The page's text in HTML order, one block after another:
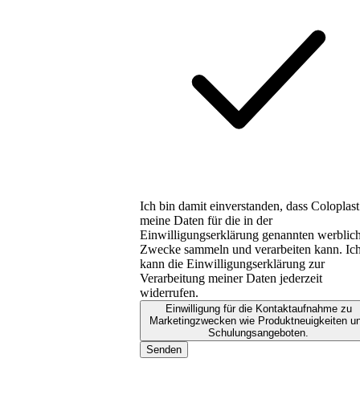
Ich bin damit einverstanden, dass Coloplast
meine Daten für die in der
Einwilligungserklärung genannten
Zwecke sammeln und verarbeiten kann.
kann die Einwilligungserklärung zur
Verarbeitung meiner Daten jederzeit
widerrufen.
Einwilligung für die Kontaktaufnahme zu
Marketingzwecken wie Produktneuigkeiten
Schulungsangeboten.
Senden